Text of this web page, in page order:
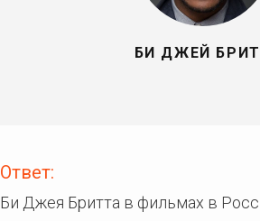
БИ ДЖЕЙ
Ответ:
Би Джея Бритта в фильмах в